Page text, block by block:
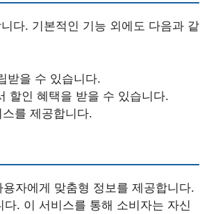
다. 기본적인 기능 외에도 다음과 같
받을 수 있습니다.
할인 혜택을 받을 수 있습니다.
를 제공합니다.
자에게 맞춤형 정보를 제공합니다.
. 이 서비스를 통해 소비자는 자신